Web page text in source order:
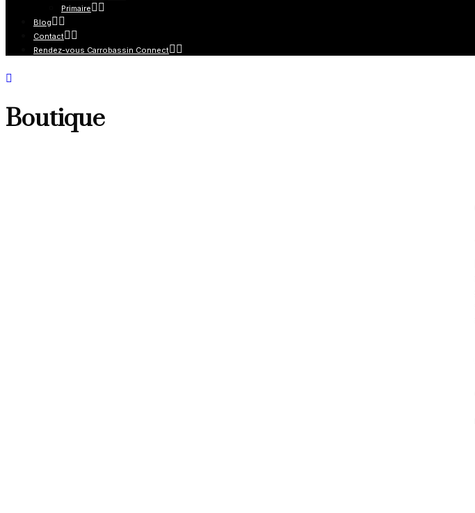
Primaire
Blog
Contact
Rendez-vous Carrobassin Connect
Boutique